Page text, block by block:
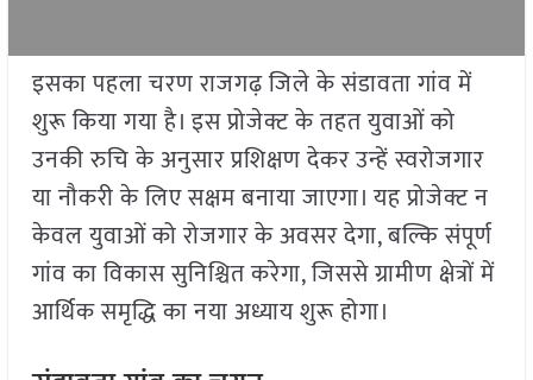
इसका पहला चरण राजगढ़ जिले के संडावता गांव में
शुरू किया गया है। इस प्रोजेक्ट के तहत युवाओं को
उनकी रुचि के अनुसार प्रशिक्षण देकर उन्हें स्वरोजगार
या नौकरी के लिए सक्षम बनाया जाएगा। यह प्रोजेक्ट न
केवल युवाओं को रोजगार के अवसर देगा, बल्कि संपूर्ण
गांव का विकास सुनिश्चित करेगा, जिससे ग्रामीण क्षेत्रों में
आर्थिक समृद्धि का नया अध्याय शुरू होगा।